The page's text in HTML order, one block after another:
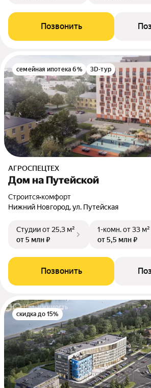
Позвонить
семейная ипотека 6% 3D-тур
АГРОСПЕЦТЕХ
Дом на Путейской
Строится•комфорт
Нижний Новгород, ул. Путейская
Студииот 25,3 м²
от 5 млн ₽
1-комн.от 33 м²
от 5,5 млн ₽
Позвонить
скидка до 15%